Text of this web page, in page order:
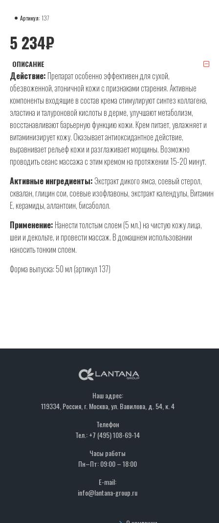
Артикул: 137
5 234₽
ОПИСАНИЕ
Действие: Препарат особенно эффективен для сухой,
обезвоженной, атоничной кожи с признаками старения. Активные
компоненты входящие в состав крема стимулируют синтез коллагена,
эластина и талуроновой кислоты в дерме, улучшают метаболизм,
восстанавливают барьерную функцию кожи. Крем питает, увлажняет и
витаминизирует кожу. Оказывает антиоксидантное действие,
выравнивает рельеф кожи и разглаживает морщины. Возможно
проводить сеанс массажа с этим кремом на протяжении 15-20 минут.
Активные ингредиенты: Экстракт дикого ямса, соевый стерол,
сквалан, глицин сои, соевые изофлавоны, экстракт календулы, Витамин
Е, керамиды, аллантоин, бисаболол.
Применение: Нанести толстым слоем (5 мл.) на чистую кожу лица,
шеи и декольте, и провести массаж. В домашнем использовании
наносить тонким споем.
Форма выпуска: 50 мл (артикул 137)
Наш адрес:
119334, Россия, г. Москва, ул. Вавилова, д. 54, к. 4
Телефон
Тел.: +7 (495) 108-69-14
Часы работы
Пн–Пт: 09:00 – 18:00
E-mail:
info@lantana-group.ru